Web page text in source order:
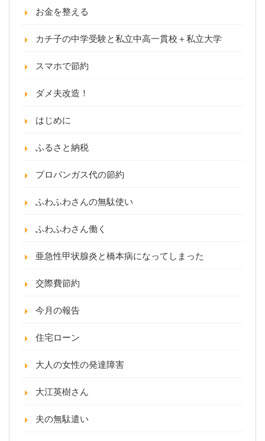
お金を整える
カチ子の中学受験と私立中高一貫校＋私立大学
スマホで節約
ダメ夫改造！
はじめに
ふるさと納税
プロパンガス代の節約
ふわふわさんの無駄使い
ふわふわさん働く
亜急性甲状腺炎と橋本病になってしまった
交際費節約
今月の報告
住宅ローン
大人の女性の発達障害
大江英樹さん
夫の無駄遣い